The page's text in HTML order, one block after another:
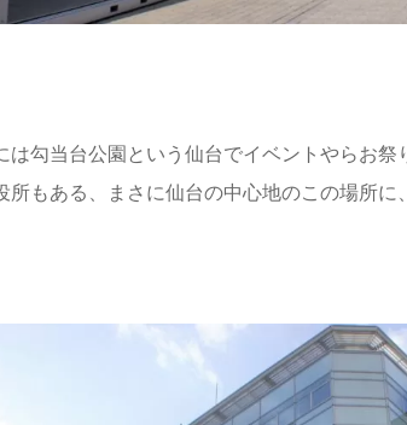
は勾当台公園という仙台でイベントやらお
所もある、まさに仙台の中心地のこの場所に